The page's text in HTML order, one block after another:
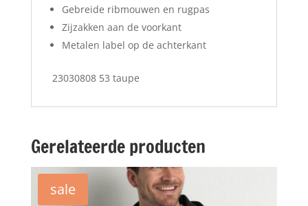
Gebreide ribmouwen en rugpas
Zijzakken aan de voorkant
Metalen label op de achterkant
23030808 53 taupe
Gerelateerde producten
sale